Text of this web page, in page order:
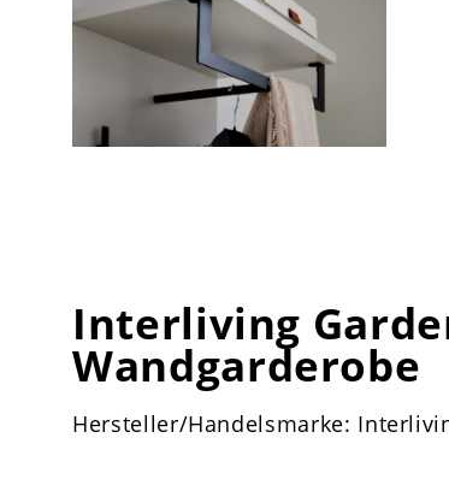
Interliving
Wandgarderobe
Hersteller/Handelsmarke: